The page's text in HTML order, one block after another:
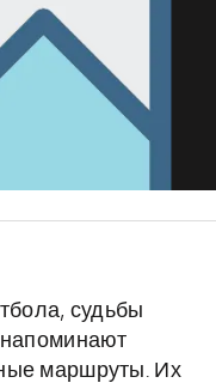
судьбы
напоминают
маршруты. Их